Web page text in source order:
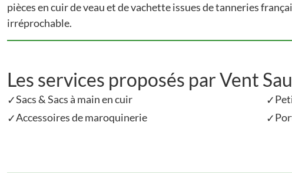
pièces en cuir de veau et de vachette issues de tanneries
irréprochable​​.
Les services proposés par Vent
✓Sacs & Sacs à main en cuir
✓Accessoires de maroquinerie
✓
✓